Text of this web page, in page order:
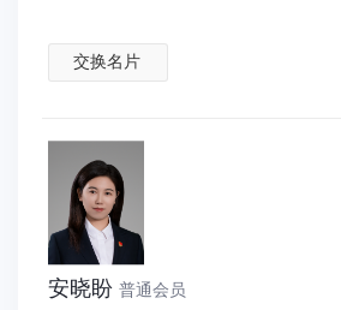
交换名片
安晓盼 普通会员